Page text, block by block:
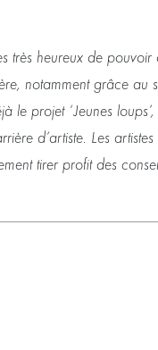
très heureux de pouvoir
notamment grâce au
projet ‘Jeunes
d’artiste. Les
tirer profit des